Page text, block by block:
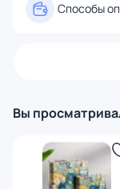
Способы
Вы